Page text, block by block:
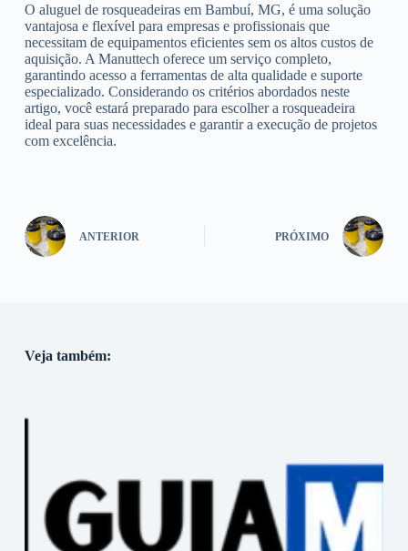
O aluguel de rosqueadeiras em Bambuí, MG, é uma solução
vantajosa e flexível para empresas e profissionais que
necessitam de equipamentos eficientes sem os altos custos de
aquisição. A Manuttech oferece um serviço completo,
garantindo acesso a ferramentas de alta qualidade e suporte
especializado. Considerando os critérios abordados neste
artigo, você estará preparado para escolher a rosqueadeira
ideal para suas necessidades e garantir a execução de projetos
com excelência.
ANTERIOR PRÓXIMO
Veja também: